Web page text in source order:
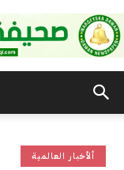
ألأخبار العالمية